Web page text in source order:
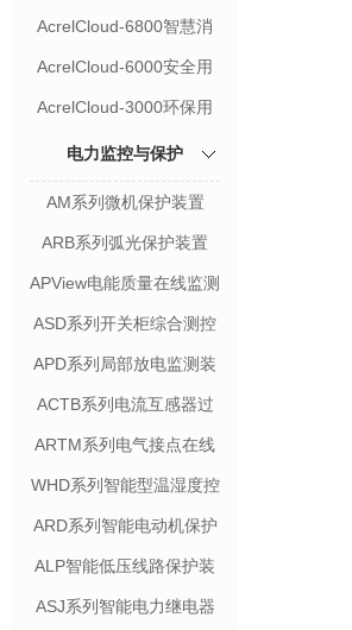
AcrelCloud-6800智慧消
AcrelCloud-6000安全用
AcrelCloud-3000环保用
电力监控与保护
AM系列微机保护装置
ARB系列弧光保护装置
APView电能质量在线监测
装置
ASD系列开关柜综合测控
装置
APD系列局部放电监测装
置
ACTB系列电流互感器过
电压保护器
ARTM系列电气接点在线
测温装置
WHD系列智能型温湿度控
制器
ARD系列智能电动机保护
ALP智能低压线路保护装
置
ASJ系列智能电力继电器